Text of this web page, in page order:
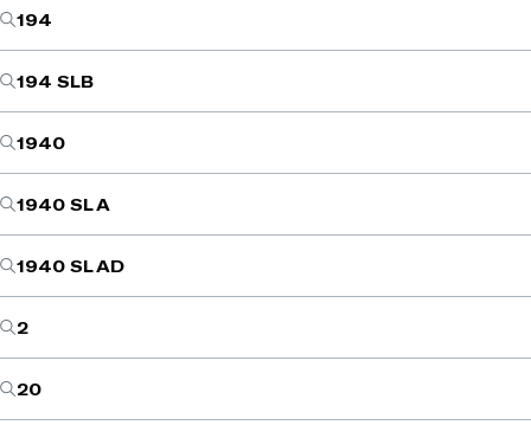
194
194 SLB
1940
1940 SL A
1940 SL AD
2
20